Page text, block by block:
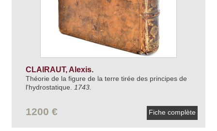
CLAIRAUT, Alexis.
Théorie de la figure de la terre tirée des principes de
l'hydrostatique.
1743.
1200 € Fiche complète